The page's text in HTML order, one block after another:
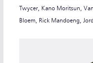
Twycer, Kano Moritsun,
Bloem, Rick Mandoeng,